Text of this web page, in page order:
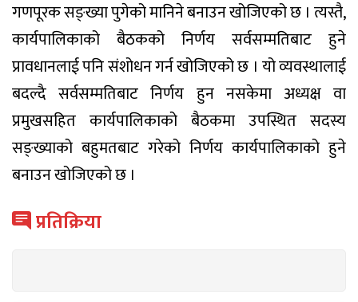
गणपूरक सङ्ख्या पुगेको मानिने बनाउन खोजिएको छ । त्यस्तै,
कार्यपालिकाको बैठकको निर्णय सर्वसम्मतिबाट हुने
प्रावधानलाई पनि संशोधन गर्न खोजिएको छ । यो व्यवस्थालाई
बदल्दै सर्वसम्मतिबाट निर्णय हुन नसकेमा अध्यक्ष वा
प्रमुखसहित कार्यपालिकाको बैठकमा उपस्थित सदस्य
सङ्ख्याको बहुमतबाट गरेको निर्णय कार्यपालिकाको हुने
बनाउन खोजिएको छ ।
प्रतिक्रिया